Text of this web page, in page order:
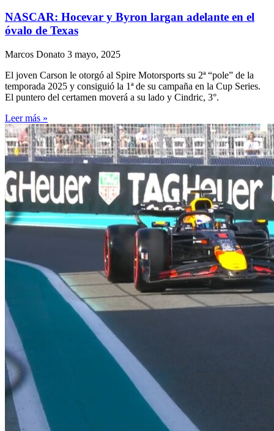
NASCAR: Hocevar y Byron largan adelante en el
óvalo de Texas
Marcos Donato 3 mayo, 2025
El joven Carson le otorgó al Spire Motorsports su 2ª “pole” de la
temporada 2025 y consiguió la 1ª de su campaña en la Cup Series.
El puntero del certamen moverá a su lado y Cindric, 3°.
Leer más »